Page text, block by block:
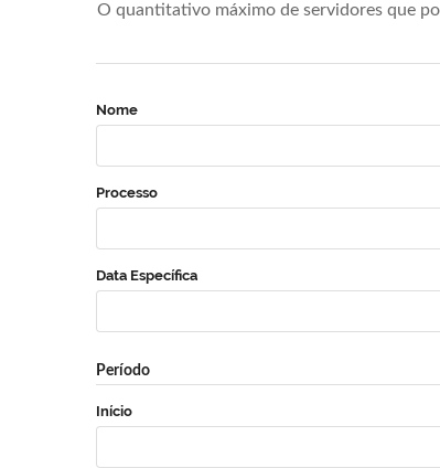
O quantitativo máximo de servidores que
Nome
Processo
Data Específica
Período
Início